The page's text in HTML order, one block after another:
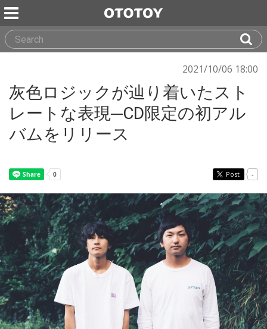
2021/10/06 18:00
灰色ロジックが辿り着いたスト
レートな表現─CD限定の初アル
バムをリリース
Post -